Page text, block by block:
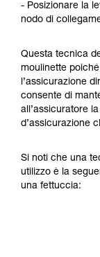
- Posizionare la
nodo di
Questa tecnica
moulinette
l’assicurazione
consente di
all’assicuratore
d’assicurazione
Si noti che una
utilizzo è la
una fettuccia: